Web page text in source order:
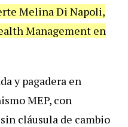
Melina Di Napoli,
Management en
y pagadera en
MEP, con
cláusula de cambio